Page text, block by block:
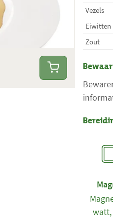
Vezels
Eiwitten
Zout
watt,